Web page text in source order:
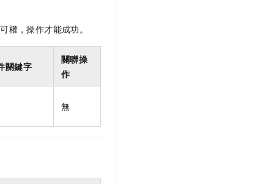
權，操作才能成功。
關鍵字
關聯操
作
無